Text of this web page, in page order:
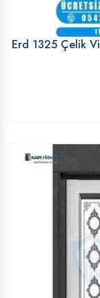
Erd 1325 Çelik